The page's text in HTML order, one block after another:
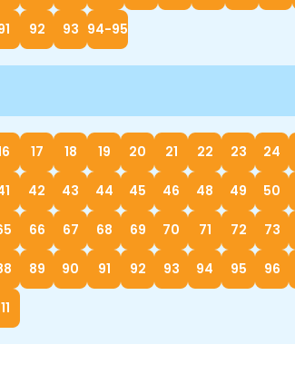
92 93 94-95
17 18 19 20 21 22 23 24
42 43 44 45 46 48 49 50
66 67 68 69 70 71 72 73
89 90 91 92 93 94 95 96